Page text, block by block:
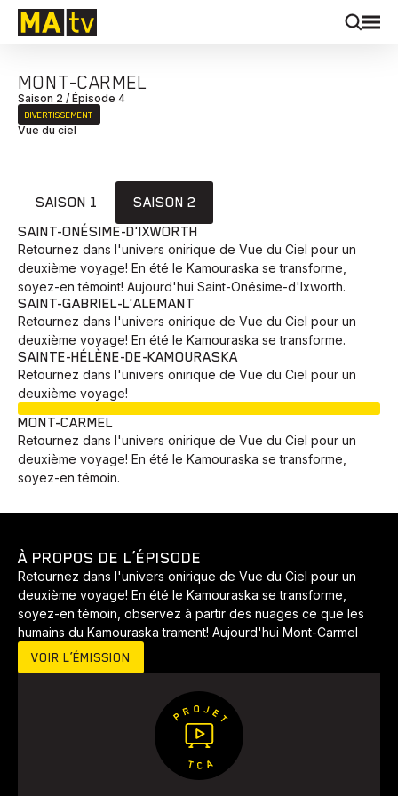
MONT-CARMEL
Saison 2 / Épisode 4
DIVERTISSEMENT
Vue du ciel
SAISON 1
SAISON 2
SAINT-ONÉSIME-D'IXWORTH
Retournez dans l'univers onirique de Vue du Ciel pour un
deuxième voyage! En été le Kamouraska se transforme,
soyez-en témoint! Aujourd'hui Saint-Onésime-d'Ixworth.
SAINT-GABRIEL-L'ALEMANT
Retournez dans l'univers onirique de Vue du Ciel pour un
deuxième voyage! En été le Kamouraska se transforme.
SAINTE-HÉLÈNE-DE-KAMOURASKA
Retournez dans l'univers onirique de Vue du Ciel pour un
deuxième voyage!
MONT-CARMEL
Retournez dans l'univers onirique de Vue du Ciel pour un
deuxième voyage! En été le Kamouraska se transforme,
soyez-en témoin.
À PROPOS DE L’ÉPISODE
Retournez dans l'univers onirique de Vue du Ciel pour un
deuxième voyage! En été le Kamouraska se transforme,
soyez-en témoin, observez à partir des nuages ce que les
humains du Kamouraska trament! Aujourd'hui Mont-Carmel
VOIR L’ÉMISSION